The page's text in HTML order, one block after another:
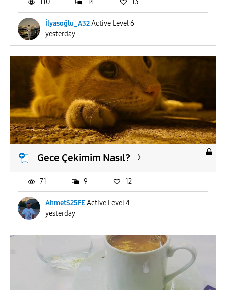
İlyasoğlu_A32Active Level 6
yesterday
110 14 13
Gece Çekimim Nasıl?
AhmetS25FEActive Level 4
yesterday
71 9 12